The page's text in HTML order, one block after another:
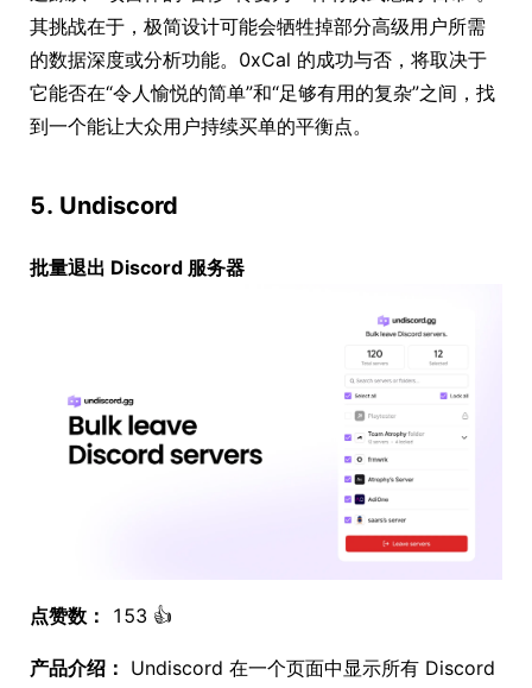
其挑战在于，极简设计可能会牺牲掉部分高级用户所需
的数据深度或分析功能。0xCal 的成功与否，将取决于
它能否在“令人愉悦的简单”和“足够有用的复杂”之间，找
到一个能让大众用户持续买单的平衡点。
5. Undiscord
批量退出 Discord 服务器
点赞数： 153 👍
产品介绍： Undiscord 在一个页面中显示所有 Discord